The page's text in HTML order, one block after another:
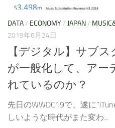
DATA/ ECONOMY/ JAPAN/
2019年6月24日
【デジタル】サブ
が一般化して、アー
れているのか？
先日のWWDC19で、遂に
しいような時代がまた変わ...